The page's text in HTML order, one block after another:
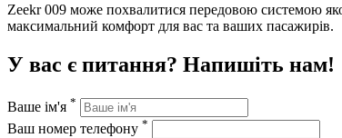
Zeekr 009 може похвалитися передовою системою
максимальний комфорт для вас та ваших пасажирів.
У вас є питання? Напишіть нам!
Ваше ім'я *
Ваш номер телефону *